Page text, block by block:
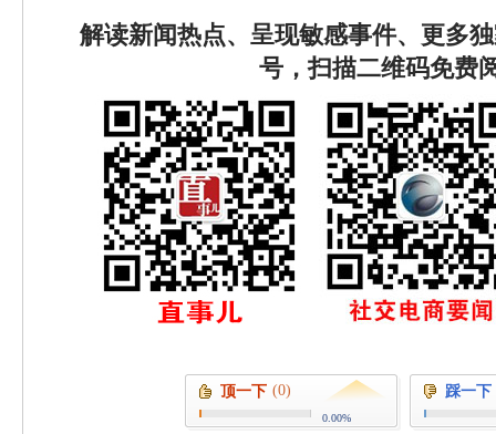
解读新闻热点、呈现敏感事件、更多
号，扫描二维码免费
顶一下 (0)
0.00%
踩一下